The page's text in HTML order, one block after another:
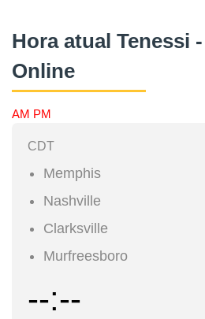
Hora atual Tenessi
Online
AM PM
CDT
Memphis
Nashville
Clarksville
Murfreesboro
--:--